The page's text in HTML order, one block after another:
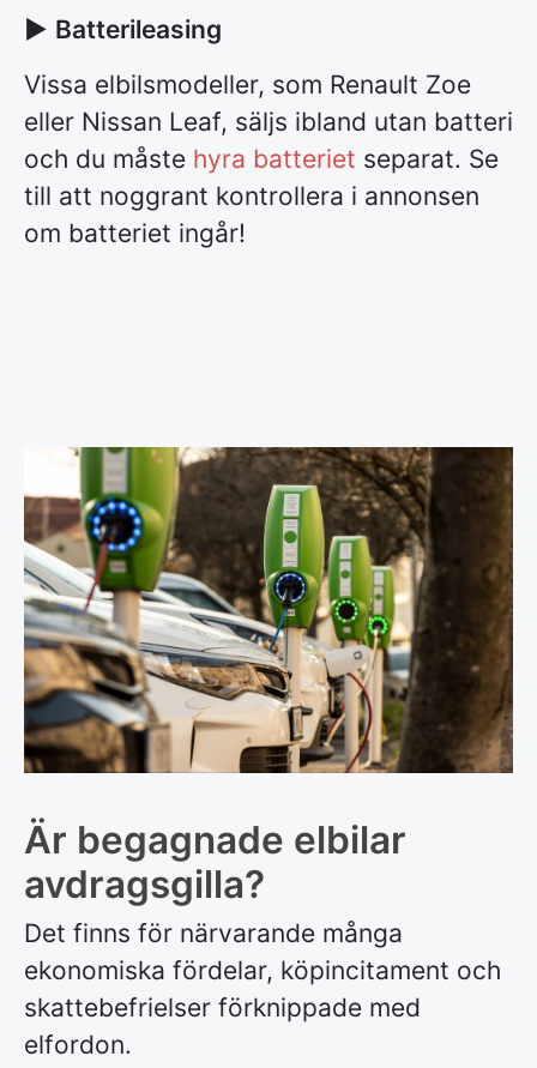
► Batterileasing
Vissa elbilsmodeller, som Renault Zoe
eller Nissan Leaf, säljs ibland utan batteri
och du måste hyra batteriet separat. Se
till att noggrant kontrollera i annonsen
om batteriet ingår!
Är begagnade elbilar
avdragsgilla?
Det finns för närvarande många
ekonomiska fördelar, köpincitament och
skattebefrielser förknippade med
elfordon.